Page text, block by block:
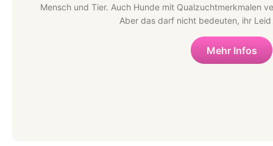
Mensch und Tier. Auch Hunde mit Qualzuchtmerkmalen
Aber das darf nicht bedeuten, ihr
Mehr Infos